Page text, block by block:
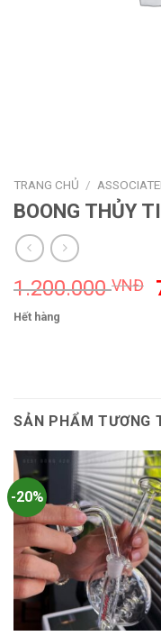
TRANG CHỦ /
BOONG THỦY
1.200.000VNĐ
Hết hàng
SẢN PHẨM TƯƠNG
-20%